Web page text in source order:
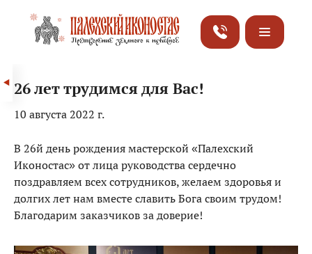
26 лет трудимся для Вас!
10 августа 2022 г.
В 26й день рождения мастерской «Палехский
Иконостас» от лица руководства сердечно
поздравляем всех сотрудников, желаем здоровья и
долгих лет нам вместе славить Бога своим трудом!
Благодарим заказчиков за доверие!